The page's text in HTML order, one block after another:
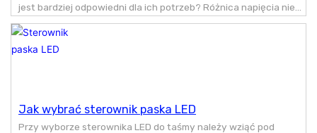
jest bardziej odpowiedni dla ich potrzeb? Różnica napięcia nie...
Jak wybrać sterownik paska LED
Przy wyborze sterownika LED do taśmy należy wziąć pod